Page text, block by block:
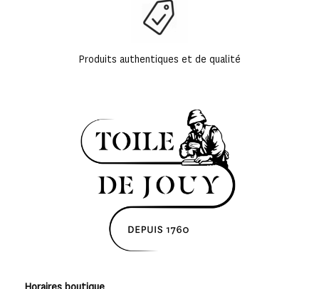
Produits authentiques et de qualité